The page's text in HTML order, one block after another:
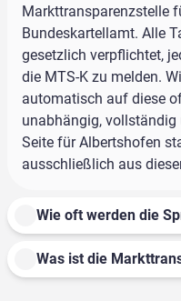
Markttransparenzstelle
Bundeskartellamt. Alle
gesetzlich verpflichtet,
die MTS-K zu melden.
automatisch auf diese
unabhängig,
Seite für Albertshofen
ausschließlich aus
Wie oft werden die
Was ist die